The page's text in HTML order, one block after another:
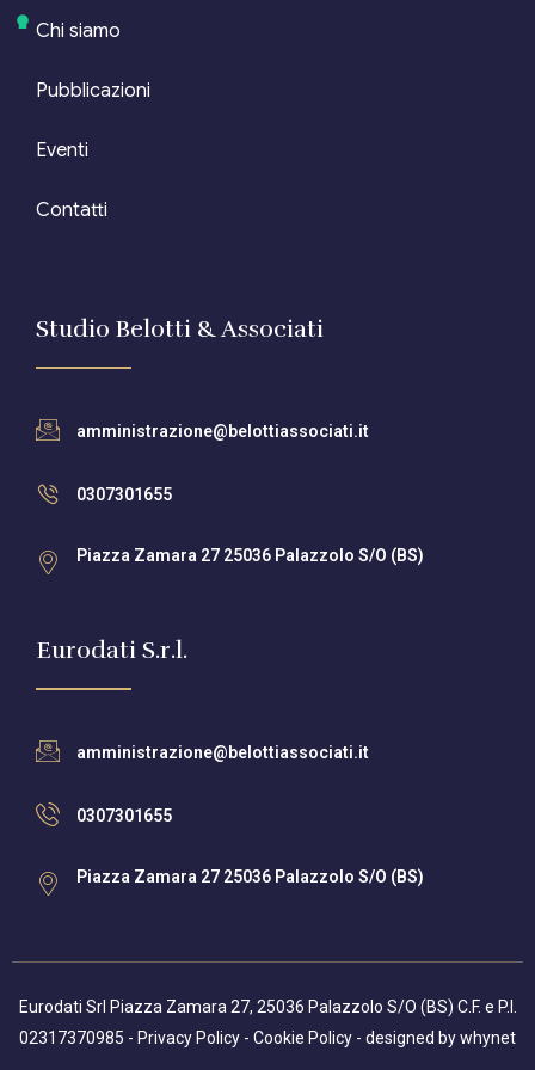
Chi siamo
Pubblicazioni
Eventi
Contatti
Studio Belotti & Associati
amministrazione@belottiassociati.it
0307301655
Piazza Zamara 27 25036 Palazzolo S/O (BS)
Eurodati S.r.l.
amministrazione@belottiassociati.it
0307301655
Piazza Zamara 27 25036 Palazzolo S/O (BS)
Eurodati Srl Piazza Zamara 27, 25036 Palazzolo S/O (BS) C.F. e P.I.
02317370985 - Privacy Policy - Cookie Policy - designed bywhynet